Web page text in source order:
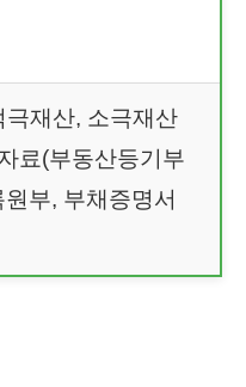
재산, 소극재산
료(부동산등기부
부, 부채증명서